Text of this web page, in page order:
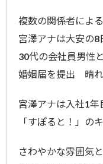
複数の関係者によ
宮澤アナは大安の
30代の会社員男性
婚姻届を提出 晴
宮澤アナは入社1年
「すぽると！」の
さわやかな雰囲気